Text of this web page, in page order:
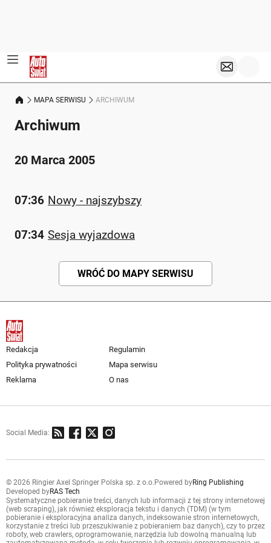
MAPA SERWISU ARCHIWUM
Archiwum
20 Marca 2005
07:36 Nowy - najszybszy
07:34 Sesja wyjazdowa
WRÓĆ DO MAPY SERWISU
Redakcja
Regulamin
Polityka prywatności
Mapa serwisu
Reklama
O nas
Social Media:
© 2026 Ringier Axel Springer Polska sp. z o.o. Powered byRing Publishing
Developed byRAS Tech
Systematyczne pobieranie treści, danych lub informacji z tej strony internetowej
(web scraping), jak również eksploracja tekstu i danych (TDM) (w tym
pobieranie i eksploracyjna analiza danych, indeksowanie stron internetowych,
korzystanie z treści lub przeszukiwanie z pobieraniem baz danych), czy to przez
roboty, web crawlers, oprogramowanie, narzędzia lub dowolną manualną lub